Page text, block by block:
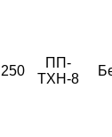
250
ПП-
ТХН-8